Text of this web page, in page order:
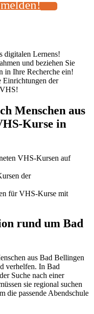
digitalen Lernens!
und beziehen Sie
in Ihre Recherche ein!
Einrichtungen der
Menschen aus
Kurse in
VHS-Kursen auf
der
für VHS-Kurse mit
rund um Bad
aus Bad Bellingen
verhelfen. In Bad
Suche nach einer
sie regional suchen
die passende Abendschule